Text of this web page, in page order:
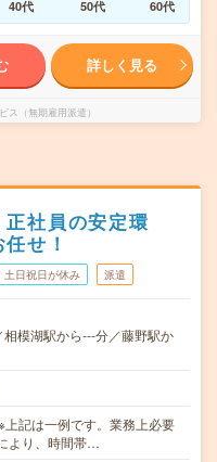
40代 50代 60代
詳しく見る
ス（無期雇用派遣）
正社員の安定環
せ！
土日祝日が休み 派遣
模湖駅から---分／藤野駅か
記は一例です。業務上必要
より、時間帯…